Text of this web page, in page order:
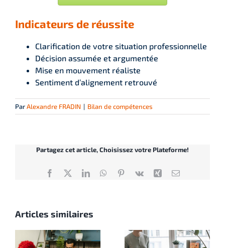
Indicateurs de réussite
Clarification de votre situation professionnelle
Décision assumée et argumentée
Mise en mouvement réaliste
Sentiment d’alignement retrouvé
ParAlexandre FRADIN | Bilan de compétences
Partagez cet article, Choisissez votre Plateforme!
Facebook
X LinkedInWhatsApp
Pinterest
Vk Xing Email
Articles similaires